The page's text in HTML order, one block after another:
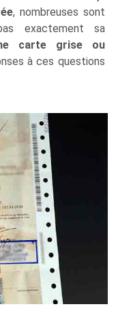
, nombreuses sont
exactement sa
carte grise ou
à ces questions